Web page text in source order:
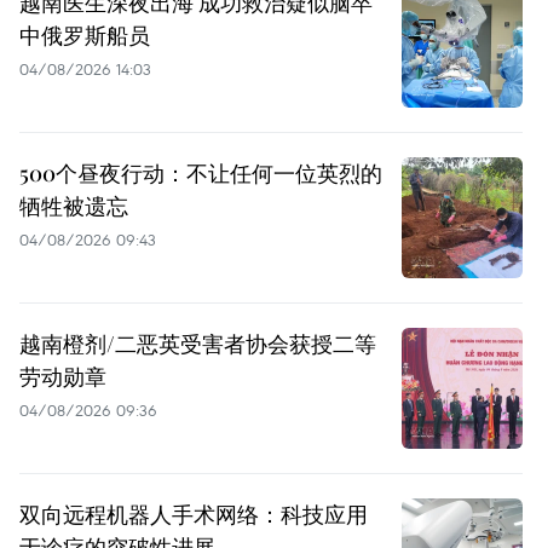
中俄罗斯船员
04/08/2026 14:03
500个昼夜行动：不让任何一位英烈的
牺牲被遗忘
04/08/2026 09:43
越南橙剂/二恶英受害者协会获授二等
劳动勋章
04/08/2026 09:36
双向远程机器人手术网络：科技应用